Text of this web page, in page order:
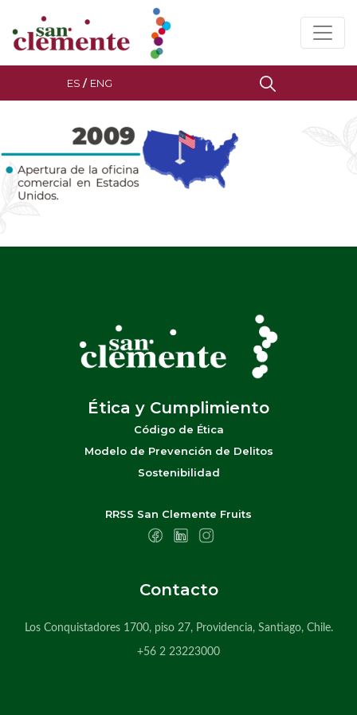
ES / ENG
Ética y Cumplimiento
Código de Ética
Modelo de Prevención de Delitos
Sostenibilidad
RRSS San Clemente Fruits
Contacto
Los Conquistadores 1700, piso 27, Providencia, Santiago, Chile.
+56 2 23223000